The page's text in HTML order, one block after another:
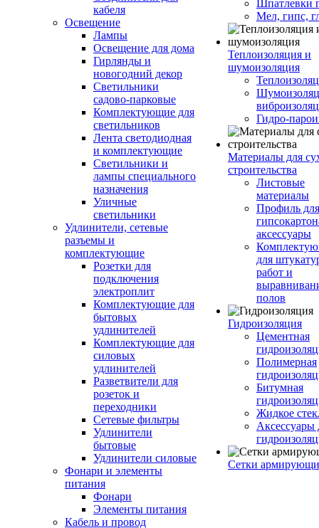
кабеля
Освещение
Лампы
Освещение для дома
Гирлянды и
новогодний декор
Светильники
садово-парковые
Комплектующие для
светильников
Лента светодиодная
и комплектующие
Светильники и
лампы специального
назначения
Уличные
светильники
Удлинители, сетевые
разъемы и
комплектующие
Розетки для
подключения
электроплит
Комплектующие для
бытовых
удлинителей
Комплектующие для
силовых
удлинителей
Разветвители для
розеток и
переходники
Сетевые фильтры
Удлинители
бытовые
Удлинители силовые
Фонари и элементы
питания
Фонари
Элементы питания
Кабель и провод
Шпатлевки
Мел, гипс,
Теплоизоляция и
шумоизоляция
Гидро-
Материалы для
строительства
Листовые
материалы
Профиль для
аксессуары
для
работ и
полов
Гидроизоляция
Цементная
Полимерная
Битумная
Жидкое
Аксессуары
Сетки